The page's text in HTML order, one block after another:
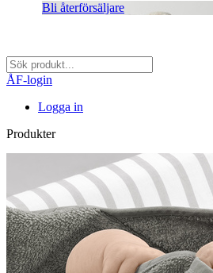
Bli återförsäljare
ÅF-login
Logga in
Produkter